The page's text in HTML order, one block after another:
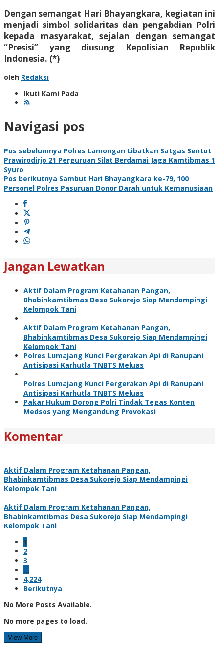
Dengan semangat Hari Bhayangkara, kegiatan ini
menjadi simbol solidaritas dan pengabdian Polri
kepada masyarakat, sejalan dengan semangat
“Presisi” yang diusung Kepolisian Republik
Indonesia. (*)
oleh Redaksi
Ikuti Kami Pada
Navigasi pos
Pos sebelumnya Polres Lamongan Libatkan Satgas Sentot
Prawirodirjo 21 Perguruan Silat Berdamai Jaga Kamtibmas 1
Syuro
Pos berikutnya Sambut Hari Bhayangkara ke-79, 100
Personel Polres Pasuruan Donor Darah untuk Kemanusiaan
Jangan Lewatkan
Aktif Dalam Program Ketahanan Pangan,
Bhabinkamtibmas Desa Sukorejo Siap Mendampingi
Kelompok Tani
Aktif Dalam Program Ketahanan Pangan,
Bhabinkamtibmas Desa Sukorejo Siap Mendampingi
Kelompok Tani
Polres Lumajang Kunci Pergerakan Api di Ranupani
Antisipasi Karhutla TNBTS Meluas
Polres Lumajang Kunci Pergerakan Api di Ranupani
Antisipasi Karhutla TNBTS Meluas
Pakar Hukum Dorong Polri Tindak Tegas Konten
Medsos yang Mengandung Provokasi
Komentar
Aktif Dalam Program Ketahanan Pangan,
Bhabinkamtibmas Desa Sukorejo Siap Mendampingi
Kelompok Tani
Aktif Dalam Program Ketahanan Pangan,
Bhabinkamtibmas Desa Sukorejo Siap Mendampingi
Kelompok Tani
1
2
3
…
4,224
Berikutnya
No More Posts Available.
No more pages to load.
View More